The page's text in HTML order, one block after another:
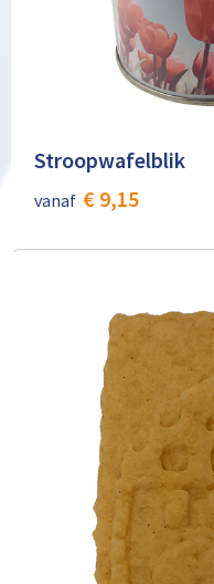
Stroopwafelblik
vanaf € 9,15